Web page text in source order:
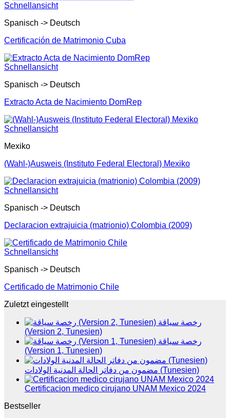
Schnellansicht
Spanisch -> Deutsch
Certificación de Matrimonio Cuba
Schnellansicht
Spanisch -> Deutsch
Extracto Acta de Nacimiento DomRep
Schnellansicht
Mexiko
(Wahl-)Ausweis (Instituto Federal Electoral) Mexiko
Schnellansicht
Spanisch -> Deutsch
Declaracion extrajuicia (matrionio) Colombia (2009)
Schnellansicht
Spanisch -> Deutsch
Certificado de Matrimonio Chile
Zuletzt eingestellt
رخصة سياقة
(Version 2, Tunesien)
رخصة سياقة
(Version 1, Tunesien)
مضمون من دفاتر الحالة المدنية الولادات (Tunesien)
Certificacion medico cirujano UNAM Mexico 2024
Bestseller